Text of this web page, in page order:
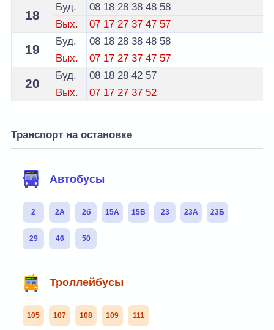
18
Буд. 08 18 28 38 48 58
Вых.
07 17 27 37 47 57
19
Буд. 08 18 28 38 48 58
Вых.
07 17 27 37 47 57
20
Буд. 08 18 28 42 57
Вых.
07 17 27 37 52
Транспорт на остановке
Автобусы
2 2А 2б 15А 15В 23 23А 23Б
29 46 50
Троллейбусы
105 107 108 109 111